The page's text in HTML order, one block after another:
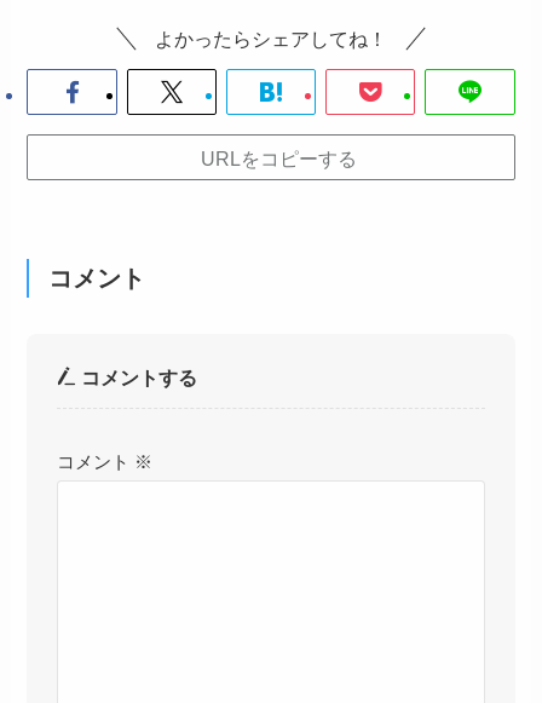
よかったらシェアしてね！
URLをコピーする
コメント
コメントする
コメント ※